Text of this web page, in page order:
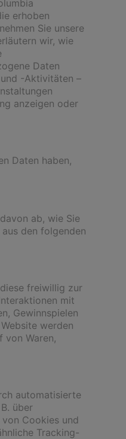
erhoben
Sie unsere
wir, wie
Daten
-Aktivitäten –
anzeigen oder
Daten haben,
ab, wie Sie
den folgenden
freiwillig zur
mit
Gewinnspielen
werden
von Waren,
automatisierte
über
Cookies und
Tracking-